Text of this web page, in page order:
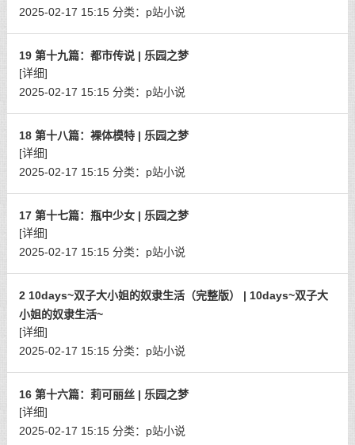
2025-02-17 15:15 分类： p站小说
19 第十九篇：都市传说 | 乐园之梦
[详细]
2025-02-17 15:15 分类： p站小说
18 第十八篇：裸体模特 | 乐园之梦
[详细]
2025-02-17 15:15 分类： p站小说
17 第十七篇：瓶中少女 | 乐园之梦
[详细]
2025-02-17 15:15 分类： p站小说
2 10days~双子大小姐的奴隶生活（完整版） | 10days~双子大
小姐的奴隶生活~
[详细]
2025-02-17 15:15 分类： p站小说
16 第十六篇：莉可丽丝 | 乐园之梦
[详细]
2025-02-17 15:15 分类： p站小说